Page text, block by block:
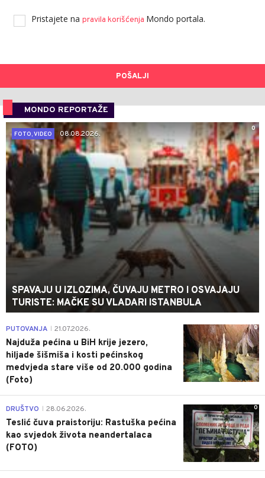
Pristajete na pravila korišćenja Mondo portala.
POŠALJI
MONDO REPORTAŽE
0
FOTO, VIDEO
08.08.2026.
SPAVAJU U IZLOZIMA, ČUVAJU METRO I OSVAJAJU
TURISTE: MAČKE SU VLADARI ISTANBULA
0
PUTOVANJA 21.07.2026.
Najduža pećina u BiH krije jezero,
hiljade šišmiša i kosti pećinskog
medvjeda stare više od 20.000 godina
(Foto)
0
DRUŠTVO 28.06.2026.
Teslić čuva praistoriju: Rastuška pećina
kao svjedok života neandertalaca
(FOTO)